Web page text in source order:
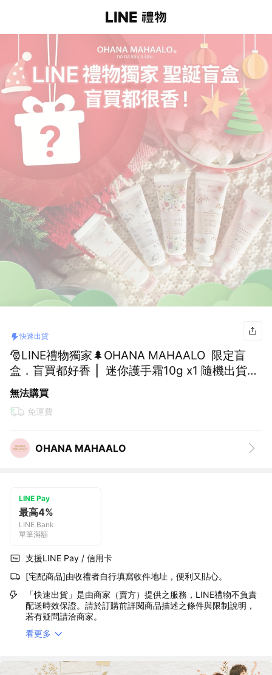
快速出貨
🎅LINE禮物獨家🌲OHANA MAHAALO 限定盲
盒．盲買都好香 ▏迷你護手霜10g x1 隨機出貨🚀
快速出貨
無法購買
免運費
OHANA MAHAALO
LINE Pay
最高4%
LINE Bank
單筆滿額
支援LINE Pay / 信用卡
[宅配商品]由收禮者自行填寫收件地址，便利又貼心。
「快速出貨」是由商家（賣方）提供之服務，LINE禮物不負責
配送時效保證。請於訂購前詳閱商品描述之條件與限制說明，
若有疑問請洽商家。
看更多